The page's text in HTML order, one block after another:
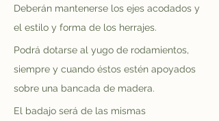
Deberán mantenerse los ejes acodados y
el estilo y forma de los herrajes.
Podrá dotarse al yugo de rodamientos,
siempre y cuando éstos estén apoyados
sobre una bancada de madera.
El badajo será de las mismas